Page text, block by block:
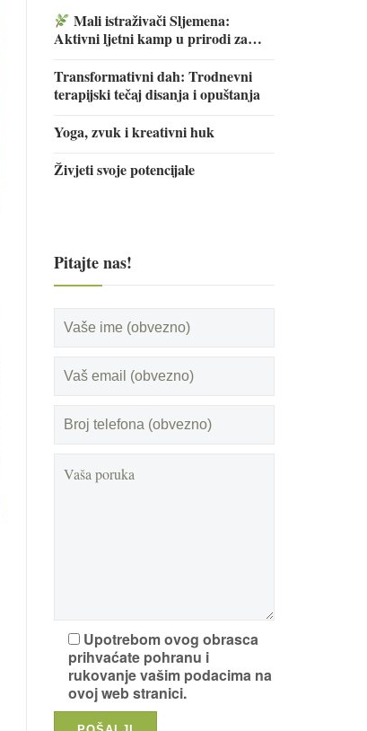
Mali istraživači Sljemena:
Aktivni ljetni kamp u prirodi za
Transformativni dah: Trodnevni
terapijski tečaj disanja i opuštanja
Yoga, zvuk i kreativni huk
Živjeti svoje potencijale
Pitajte nas!
Upotrebom ovog obrasca
prihvaćate pohranu i
rukovanje vašim podacima na
ovoj web stranici.